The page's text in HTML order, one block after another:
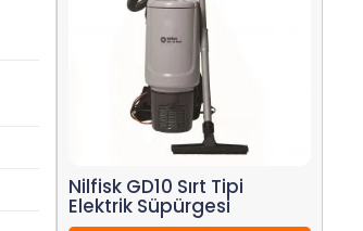
Nilfisk GD10 Sırt Tipi
Elektrik Süpürgesi